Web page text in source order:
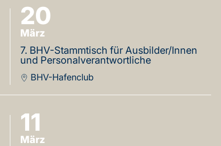
20
März
7. BHV-Stammtisch für Ausbilder/Innen
und Personalverantwortliche
BHV-Hafenclub
11
März